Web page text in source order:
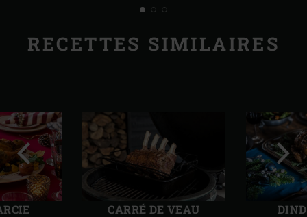
RECETTES SIMILAIRES
CARRÉ DE VEAU
Diapo
précédente